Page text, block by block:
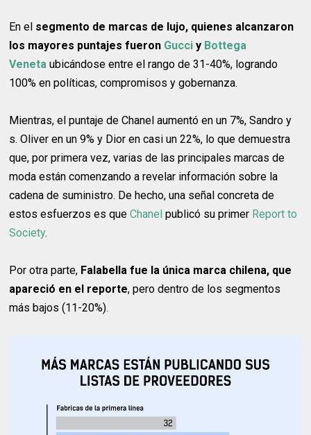
En el segmento de marcas de lujo, quienes alcanzaron
los mayores puntajes fueron Gucci y Bottega
Veneta ubicándose entre el rango de 31-40%, logrando
100% en políticas, compromisos y gobernanza.
Mientras, el puntaje de Chanel aumentó en un 7%, Sandro y
s. Oliver en un 9% y Dior en casi un 22%, lo que demuestra
que, por primera vez, varias de las principales marcas de
moda están comenzando a revelar información sobre la
cadena de suministro. De hecho, una señal concreta de
estos esfuerzos es queChanel publicó su primer Report to
Society.
Por otra parte, Falabella fue la única marca chilena, que
apareció en el reporte, pero dentro de los segmentos
más bajos (11-20%).